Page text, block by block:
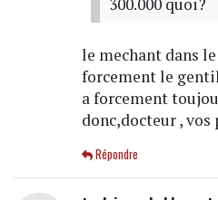
300.000 quoi?
le mechant dans
forcement le
a forcement
donc,docteur ,
Répondre